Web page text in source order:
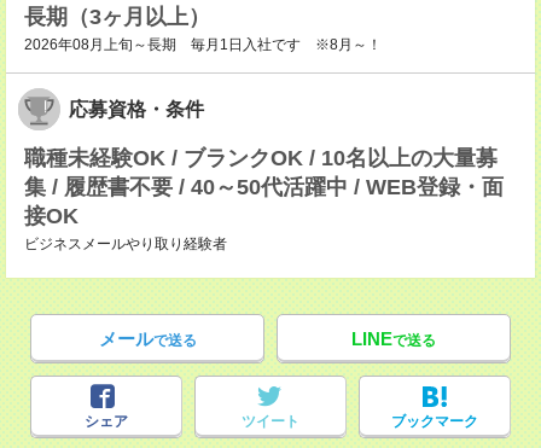
長期（3ヶ月以上）
2026年08月上旬～長期 毎月1日入社です ※8月～！
応募資格・条件
職種未経験OK / ブランクOK / 10名以上の大量募
集 / 履歴書不要 / 40～50代活躍中 / WEB登録・面
接OK
ビジネスメールやり取り経験者
メールで送る LINEで送る
シェア ツイート ブックマーク